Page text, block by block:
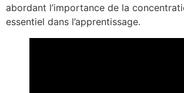
abordant l’importance de la
essentiel dans l’apprentissage.